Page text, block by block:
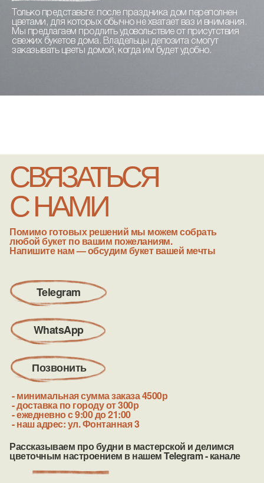
Только представьте: после праздника дом переполнен
цветами, для которых обычно не хватает ваз и внимания.
Мы предлагаем продлить удовольствие от присутствия
свежих букетов дома. Владельцы депозита смогут
заказывать цветы домой, когда им будет удобно.
СВЯЗАТЬСЯ
С НАМИ
Помимо готовых решений мы можем собрать
любой букет по вашим пожеланиям.
Напишите нам — обсудим букет вашей мечты
Рассказываем про будни в мастерской и делимся
цветочным настроением в нашем Telegram - канале
WhatsApp
Telegram
- минимальная сумма заказа 4500р
- доставка по городу от 300р
- ежедневно с 9:00 до 21:00
- наш адрес: ул. Фонтанная 3
Позвонить